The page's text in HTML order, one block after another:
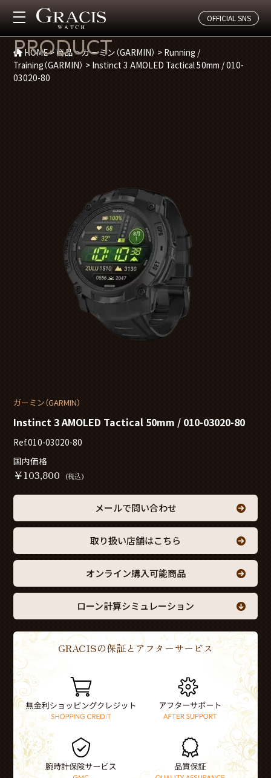
OFFICIAL SNS
商品紹介
PRODUCT
HOME>商品>ガーミン（GARMIN） > Running /
Training（GARMIN） > Instinct 3 AMOLED Tactical 50mm / 010-
03020-80
ガーミン（GARMIN）
Instinct 3 AMOLED Tactical 50mm / 010-03020-80
Ref.010-03020-80
国内価格
￥103,800 (税込)
メールで問い合わせ
取り扱い店舗はこちら
オンライン購入可能商品
ローン計算シミュレーション
GRACISの保証とアフターサービス